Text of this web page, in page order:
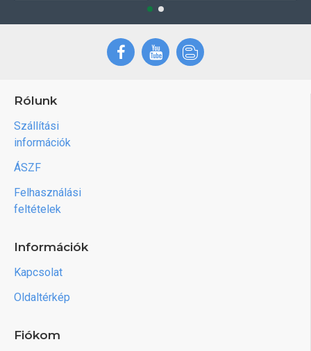
Rólunk
Szállítási
információk
ÁSZF
Felhasználási
feltételek
Információk
Kapcsolat
Oldaltérkép
Fiókom